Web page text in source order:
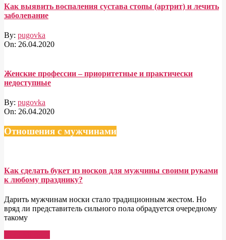
Как выявить воспаления сустава стопы (артрит) и лечить
заболевание
By: pugovka
On: 26.04.2020
Женские профессии – приоритетные и практически
недоступные
By: pugovka
On: 26.04.2020
Отношения с мужчинами
Как сделать букет из носков для мужчины своими руками
к любому празднику?
Дарить мужчинам носки стало традиционным жестом. Но
вряд ли представитель сильного пола обрадуется очередному
такому